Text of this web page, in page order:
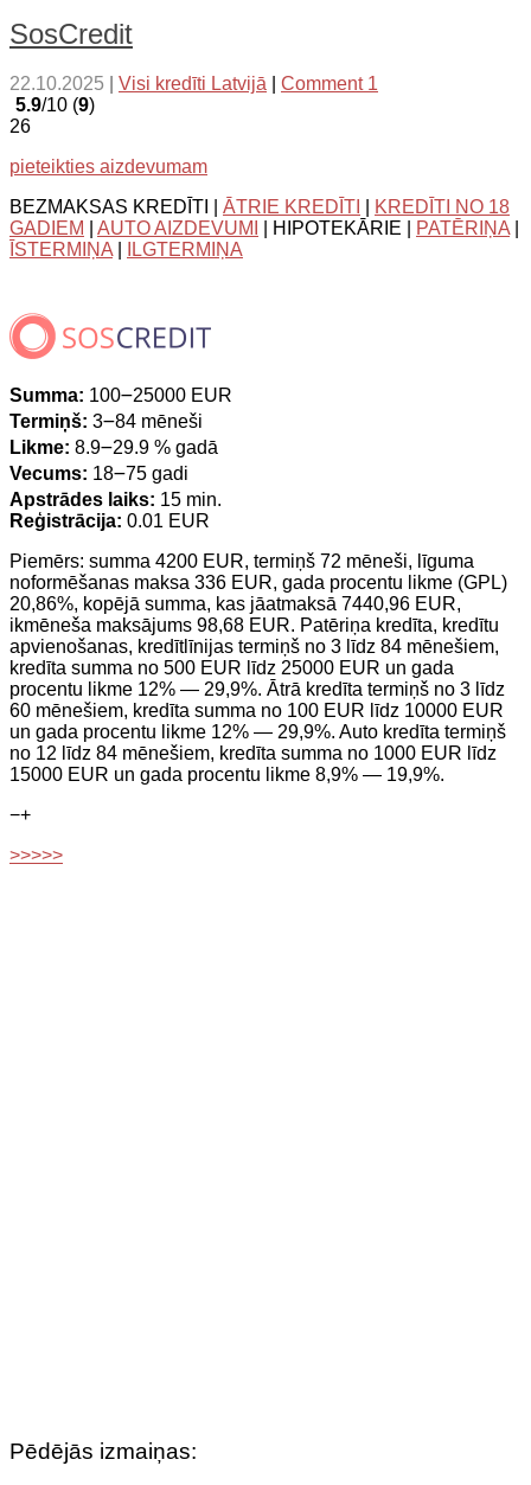
SosCredit
22.10.2025 Visi kredīti Latvijā
Comment 1
5.9/10 (9)
26
pieteikties aizdevumam
BEZMAKSAS KREDĪTI | ĀTRIE KREDĪTI
KREDĪTI NO 18
GADIEM
AUTO AIZDEVUMI | HIPOTEKĀRIE | PATĒRIŅA|
ĪSTERMIŅA| ILGTERMIŅA
Summa: 100౼25000 EUR
Termiņš: 3౼84 mēneši
Likme: 8.9౼29.9 % gadā
Vecums: 18౼75 gadi
Apstrādes laiks: 15 min.
Reģistrācija: 0.01 EUR
Piemērs: summa 4200 EUR, termiņš 72 mēneši, līguma
noformēšanas maksa 336 EUR, gada procentu likme (GPL)
20,86%, kopējā summa, kas jāatmaksā 7440,96 EUR,
ikmēneša maksājums 98,68 EUR. Patēriņa kredīta, kredītu
apvienošanas, kredītlīnijas termiņš no 3 līdz 84 mēnešiem,
kredīta summa no 500 EUR līdz 25000 EUR un gada
procentu likme 12% — 29,9%. Ātrā kredīta termiņš no 3 līdz
60 mēnešiem, kredīta summa no 100 EUR līdz 10000 EUR
un gada procentu likme 12% — 29,9%. Auto kredīta termiņš
no 12 līdz 84 mēnešiem, kredīta summa no 1000 EUR līdz
15000 EUR un gada procentu likme 8,9% — 19,9%.
−+
>>>>>
Pēdējās izmaiņas: